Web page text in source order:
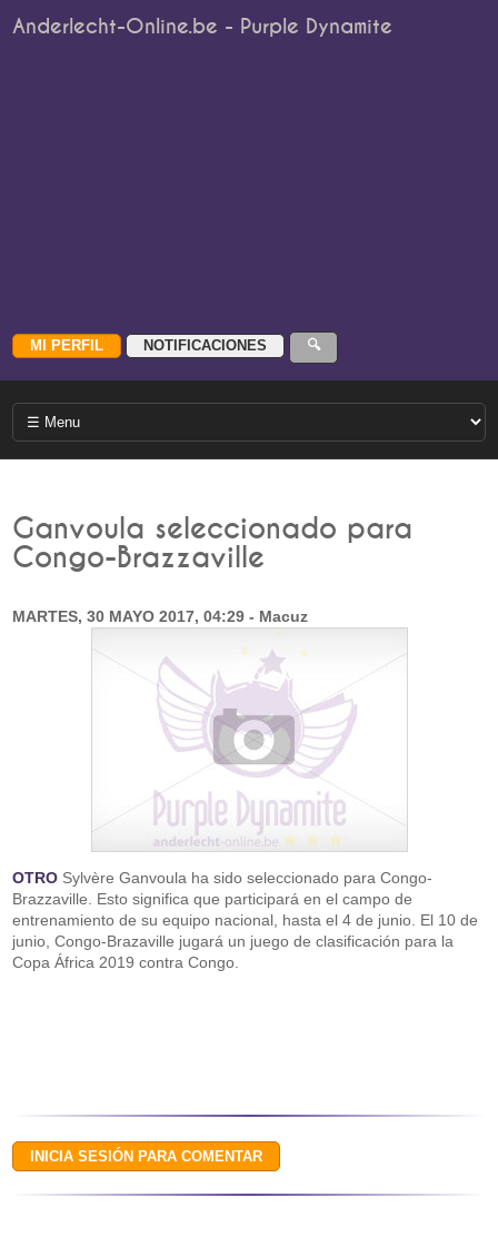
Anderlecht-Online.be - Purple Dynamite
Ganvoula seleccionado para
Congo-Brazzaville
MARTES, 30 MAYO 2017, 04:29 - Macuz
OTRO Sylvère Ganvoula ha sido seleccionado para Congo-
Brazzaville. Esto significa que participará en el campo de
entrenamiento de su equipo nacional, hasta el 4 de junio. El 10 de
junio, Congo-Brazaville jugará un juego de clasificación para la
Copa África 2019 contra Congo.